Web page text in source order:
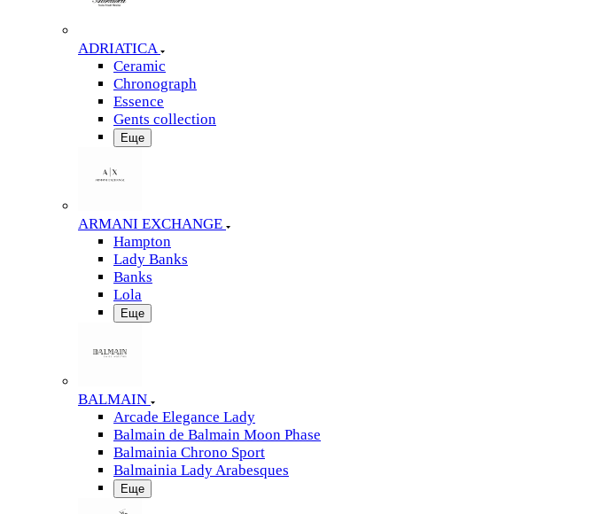
ADRIATICA
Ceramic
Chronograph
Essence
Gents collection
Еще
ARMANI EXCHANGE
Hampton
Lady Banks
Banks
Lola
Еще
BALMAIN
Arcade Elegance Lady
Balmain de Balmain Moon Phase
Balmainia Chrono Sport
Balmainia Lady Arabesques
Еще